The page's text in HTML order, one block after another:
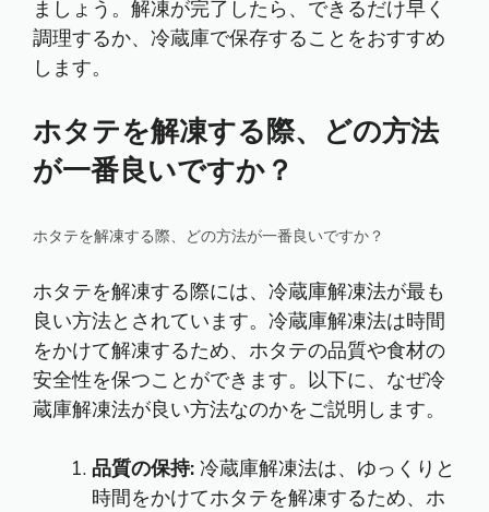
ましょう。解凍が完了したら、できるだけ早く
調理するか、冷蔵庫で保存することをおすすめ
します。
ホタテを解凍する際、どの方法
が一番良いですか？
ホタテを解凍する際、どの方法が一番良いですか？
ホタテを解凍する際には、冷蔵庫解凍法が最も
良い方法とされています。冷蔵庫解凍法は時間
をかけて解凍するため、ホタテの品質や食材の
安全性を保つことができます。以下に、なぜ冷
蔵庫解凍法が良い方法なのかをご説明します。
品質の保持: 冷蔵庫解凍法は、ゆっくりと
時間をかけてホタテを解凍するため、ホ